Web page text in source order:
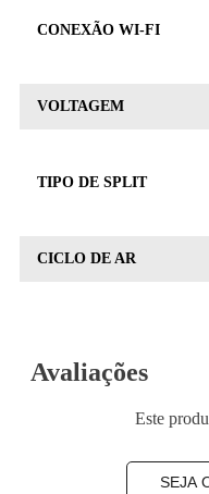
CONEXÃO WI-FI
VOLTAGEM
TIPO DE SPLIT
CICLO DE AR
Avaliações
Este
SEJA